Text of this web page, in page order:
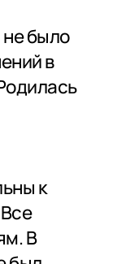
было
в
к
В